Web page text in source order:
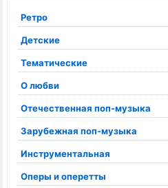
Ретро
Детские
Тематические
О любви
Отечественная поп-музыка
Зарубежная поп-музыка
Инструментальная
Оперы и оперетты